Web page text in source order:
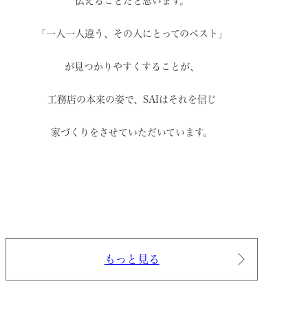
「一人一人違う、その人にとってのベスト」
が見つかりやすくすることが、
工務店の本来の姿で、 SAIはそれを信じ
家づくりをさせていただいています。
もっと見る